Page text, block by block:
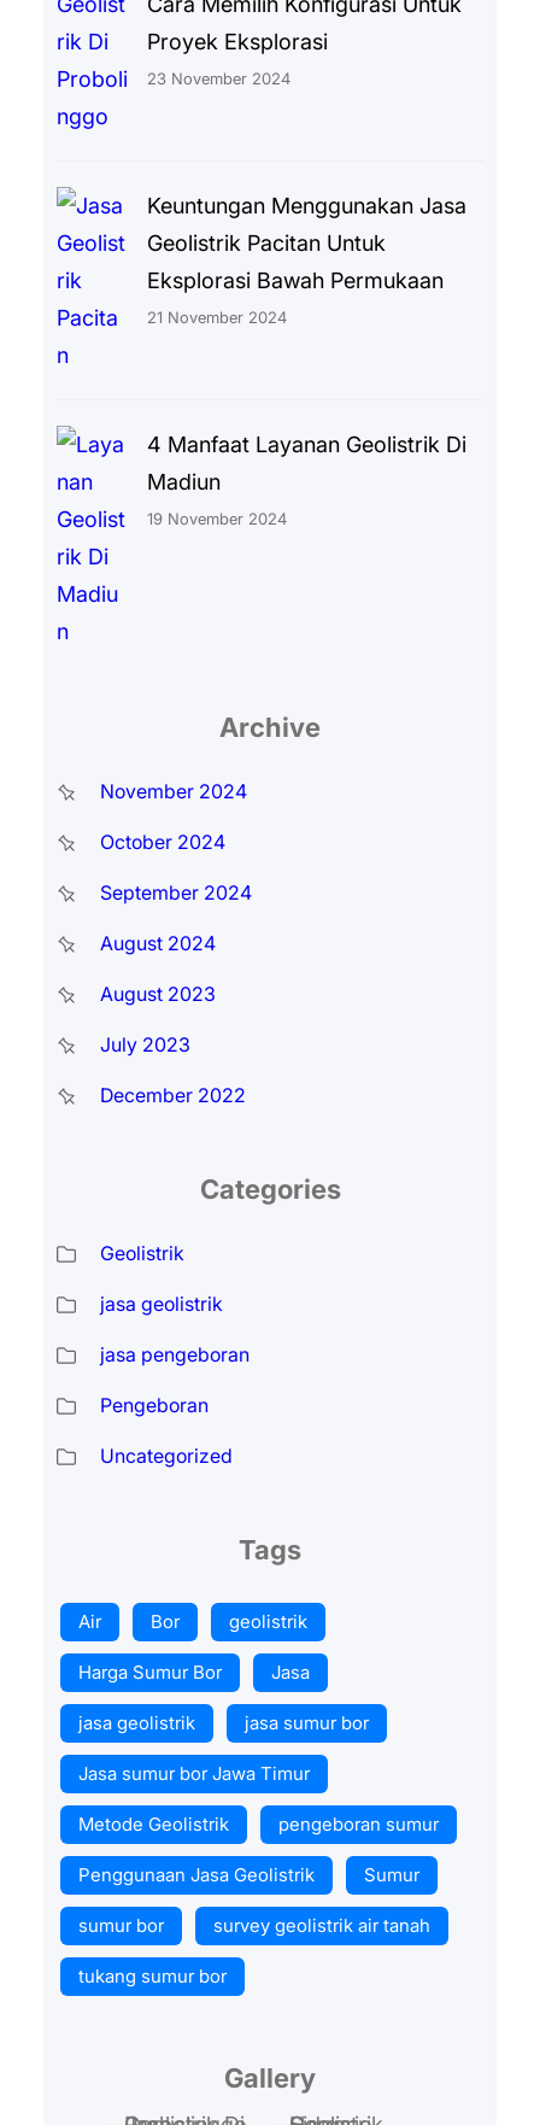
Proyek Eksplorasi
23 November 2024
Keuntungan Menggunakan Jasa
Geolistrik Pacitan Untuk
Eksplorasi Bawah Permukaan
21 November 2024
4 Manfaat Layanan Geolistrik Di
Madiun
19 November 2024
Archive
November 2024
October 2024
September 2024
August 2024
August 2023
July 2023
December 2022
Categories
Geolistrik
jasa geolistrik
jasa pengeboran
Pengeboran
Uncategorized
Tags
Air Bor geolistrik
Harga Sumur Bor Jasa
jasa geolistrik jasa sumur bor
Jasa sumur bor Jawa Timur
Metode Geolistrik pengeboran sumur
Penggunaan Jasa Geolistrik Sumur
sumur bor survey geolistrik air tanah
tukang sumur bor
Gallery